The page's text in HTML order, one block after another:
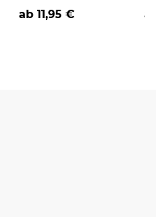
nicht verstehst -
verschiedene Berufe
ab 11,95 €